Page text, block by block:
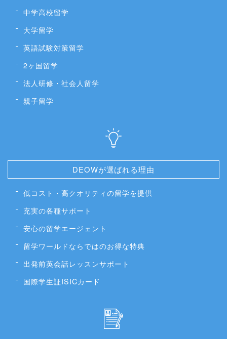
中学高校留学
大学留学
英語試験対策留学
2ヶ国留学
法人研修・社会人留学
親子留学
DEOWが選ばれる理由
低コスト・高クオリティの留学を提供
充実の各種サポート
安心の留学エージェント
留学ワールドならではのお得な特典
出発前英会話レッスンサポート
国際学生証ISICカード